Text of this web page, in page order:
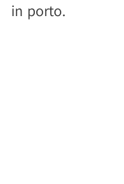
in porto.